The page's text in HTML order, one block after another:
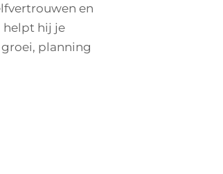
en
helpt hij je
planning